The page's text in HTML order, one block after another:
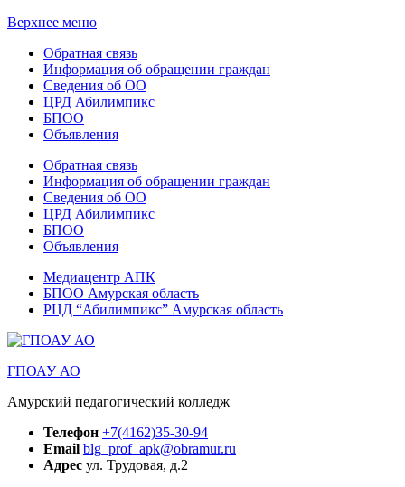
Верхнее меню
Обратная связь
Информация об обращении граждан
Сведения об ОО
ЦРД Абилимпикс
БПОО
Объявления
Обратная связь
Информация об обращении граждан
Сведения об ОО
ЦРД Абилимпикс
БПОО
Объявления
Медиацентр АПК
БПОО Амурская область
РЦД “Абилимпикс” Амурская область
ГПОАУ АО
Амурский педагогический колледж
Телефон +7(4162)35-30-94
Email blg_prof_apk@obramur.ru
Адрес ул. Трудовая, д.2